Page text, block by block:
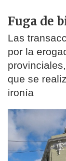
Fuga de
Las
por la
que se
ironía